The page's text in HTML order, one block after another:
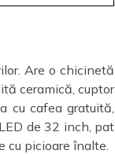
Are o chicinetă
ceramică, cuptor
cu cafea gratuită,
de 32 inch, pat
cu picioare înalte.